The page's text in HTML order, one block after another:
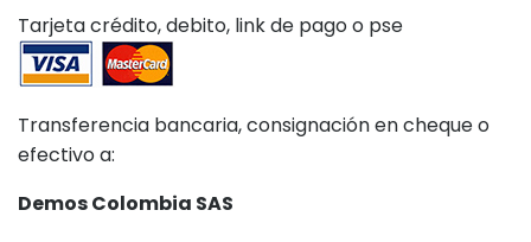
Tarjeta crédito, debito, link de pago o pse
Transferencia bancaria, consignación en cheque o
efectivo a:
Demos Colombia SAS